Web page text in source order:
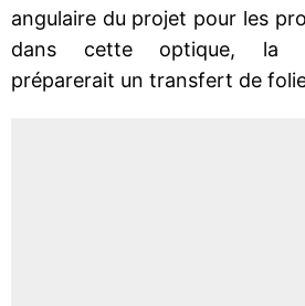
angulaire du projet pour les
dans cette optique, la
préparerait un transfert de